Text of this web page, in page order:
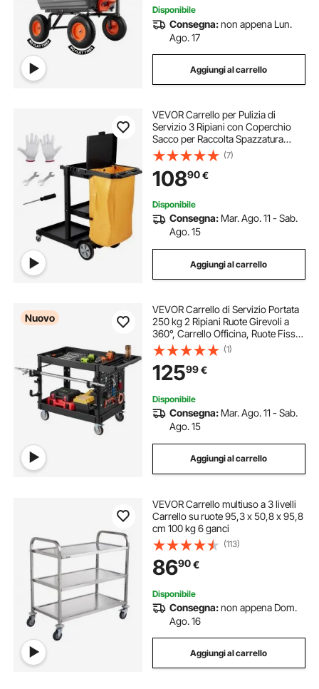
Disponibile
Consegna:non appena Lun.
Ago. 17
Aggiungi al carrello
VEVOR Carrello per Pulizia di
Servizio 3 Ripiani con Coperchio
Sacco per Raccolta Spazzatura
Ruote in PVC Capacità Carico Max.
90,7kg, Carrello di Pulizia 3 Ripiani
PP per Hotel Aeroporto Magazzino
(7)
10890€
Disponibile
Consegna: Mar. Ago. 11 - Sab.
Ago. 15
Aggiungi al carrello
Nuovo
VEVOR Carrello di Servizio Portata
250 kg 2 Ripiani Ruote Girevoli a
360°, Carrello Officina, Ruote Fisse
con Freno, Struttura in Plastica
Resistente con Vassoio e Pannello
Forato, per Garage, Nero
(1)
12599€
Disponibile
Consegna: Mar. Ago. 11 - Sab.
Ago. 15
Aggiungi al carrello
VEVOR Carrello multiuso a 3 livelli
Carrello su ruote 95,3 x 50,8 x 95,8
cm 100 kg 6 ganci
(113)
8690€
Disponibile
Consegna:non appena Dom.
Ago. 16
Aggiungi al carrello